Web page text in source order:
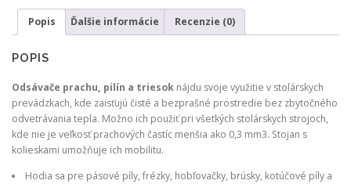
prachu
Popis Ďalšie informácie Recenzie (0)
POPIS
Odsávače prachu, pilín a triesok nájdu svoje využitie v stolárskych
prevádzkach, kde zaisťujú čisté a bezprašné prostredie bez zbytočného
odvetrávania tepla. Možno ich použiť pri všetkých stolárskych strojoch,
kde nie je veľkosť prachových častíc menšia ako 0,3 mm3. Stojan s
kolieskami umožňuje ich mobilitu.
Hodia sa pre pásové píly, frézky, hobľovačky, brúsky, kotúčové píly a